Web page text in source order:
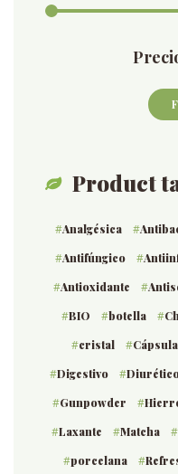
Product
Analgésica
Antifúngico
Antioxidante
BIO
botella
cristal
Digestivo
Gunpowder
Laxante
Matcha
porcelana